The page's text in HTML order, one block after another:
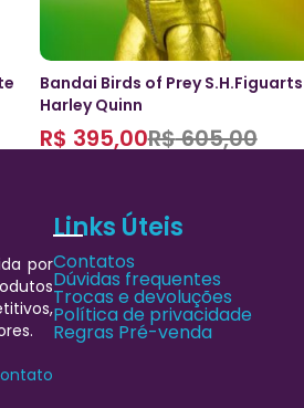
Bandai Birds of Prey S.H.Figuarts
Harley Quinn
R$605,00
R$ 395,00
por
Links Úteis
Contatos
Dúvidas frequentes
Trocas e devoluções
Política de privacidade
Regras Pré-venda